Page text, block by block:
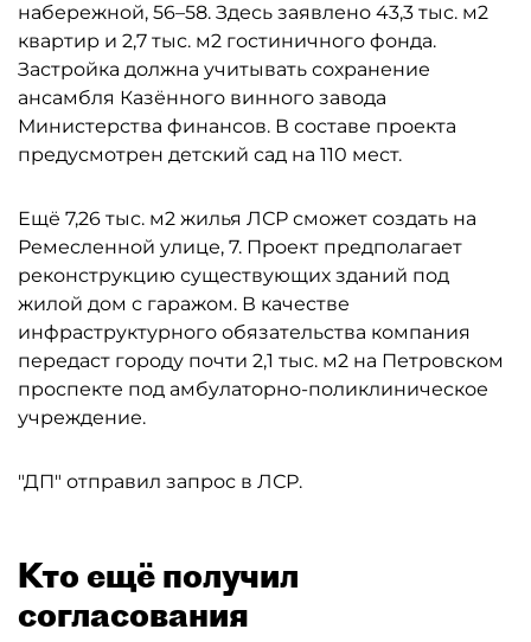
набережной, 56–58. Здесь заявлено 43,3 тыс. м2
квартир и 2,7 тыс. м2 гостиничного фонда.
Застройка должна учитывать сохранение
ансамбля Казённого винного завода
Министерства финансов. В составе проекта
предусмотрен детский сад на 110 мест.
Ещё 7,26 тыс. м2 жилья ЛСР сможет создать на
Ремесленной улице, 7. Проект предполагает
реконструкцию существующих зданий под
жилой дом с гаражом. В качестве
инфраструктурного обязательства компания
передаст городу почти 2,1 тыс. м2 на Петровском
проспекте под амбулаторно-поликлиническое
учреждение.
"ДП" отправил запрос в ЛСР.
Кто ещё получил
согласования